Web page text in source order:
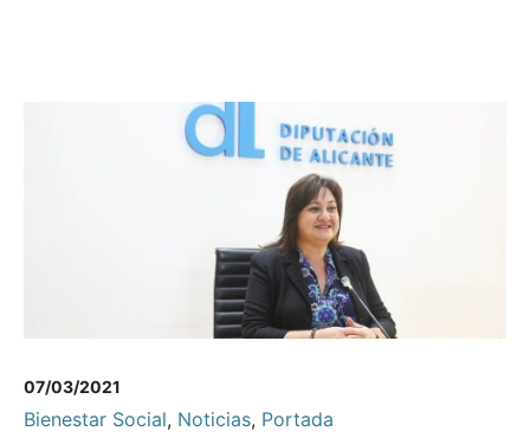
07/03/2021
Bienestar Social, Noticias, Portada